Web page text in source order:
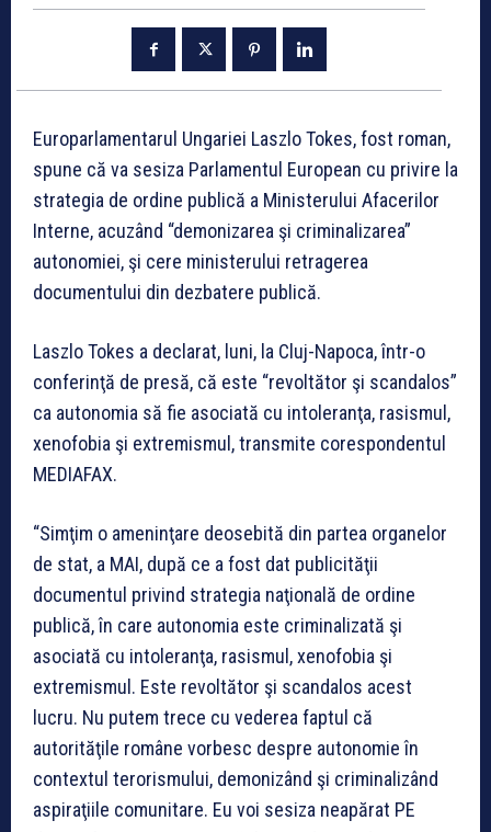
Europarlamentarul Ungariei Laszlo Tokes, fost roman,
spune că va sesiza Parlamentul European cu privire la
strategia de ordine publică a Ministerului Afacerilor
Interne, acuzând “demonizarea şi criminalizarea”
autonomiei, şi cere ministerului retragerea
documentului din dezbatere publică.
Laszlo Tokes a declarat, luni, la Cluj-Napoca, într-o
conferinţă de presă, că este “revoltător şi scandalos”
ca autonomia să fie asociată cu intoleranţa, rasismul,
xenofobia şi extremismul, transmite corespondentul
MEDIAFAX.
“Simţim o ameninţare deosebită din partea organelor
de stat, a MAI, după ce a fost dat publicităţii
documentul privind strategia naţională de ordine
publică, în care autonomia este criminalizată şi
asociată cu intoleranţa, rasismul, xenofobia şi
extremismul. Este revoltător şi scandalos acest
lucru. Nu putem trece cu vederea faptul că
autorităţile române vorbesc despre autonomie în
contextul terorismului, demonizând şi criminalizând
aspiraţiile comunitare. Eu voi sesiza neapărat PE